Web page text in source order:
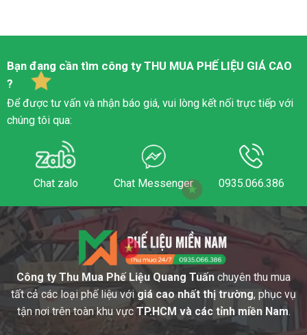
Bạn đang cần tìm công tyTHU MUA PHẾ LIỆU GIÁ CAO
?
Để được tư vấn và nhận báo giá, vui lòng kết nối trực tiếp với
chúng tôi qua:
Chat zalo Chat Messenger 0935.066.386
Công ty Thu Mua Phế Liệu Quang Tuấn chuyên thu mua
tất cả các loại phế liệu vớigiá cao nhất thị trường, phục vụ
tận nơi trên toàn khu vực TP.HCM và các tỉnh miền Nam.